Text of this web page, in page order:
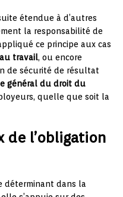
étendue à d’autres
la responsabilité de
ce principe aux cas
travail, ou encore
de sécurité de résultat
général du droit du
quelle que soit la
de l’obligation
déterminant dans la